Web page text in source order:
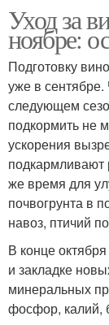
Уход за
ноябре:
Подготовку
уже в
следующем
подкормить не
ускорения
же время для
почвогрунта в
навоз, птичий
В конце
и закладке
минеральных
фосфор, калий,